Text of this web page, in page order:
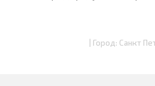
| Город: Санкт